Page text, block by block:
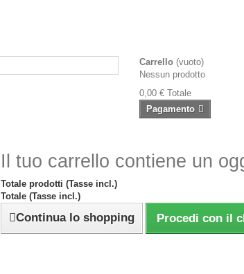
Carrello (vuoto)
Nessun prodotto
0,00 € Totale
Pagamento
Il tuo carrello contiene un
Totale prodotti (Tasse incl.)
Totale (Tasse incl.)
Continua lo shopping Procedi con il